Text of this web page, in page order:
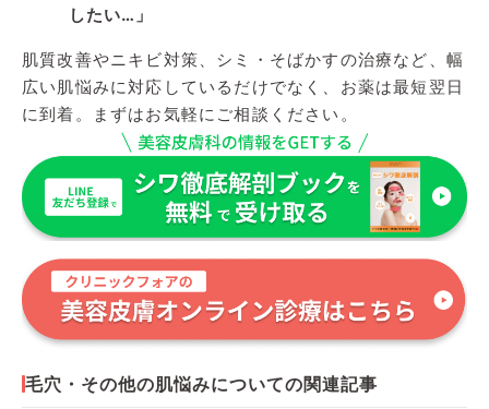
したい…」
肌質改善やニキビ対策、シミ・そばかすの治療など、幅
広い肌悩みに対応しているだけでなく、お薬は最短翌日
に到着。まずはお気軽にご相談ください。
毛穴・その他の肌悩みについての関連記事